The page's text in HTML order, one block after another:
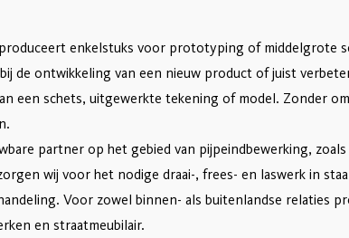
enkelstuks voor prototyping of middelgrote
de ontwikkeling van een nieuw product of juist
een schets, uitgewerkte tekening of model. Zonder
partner op het gebied van pijpeindbewerking,
wij voor het nodige draai-, frees- en laswerk in
Voor zowel binnen- als buitenlandse relaties
en straatmeubilair.